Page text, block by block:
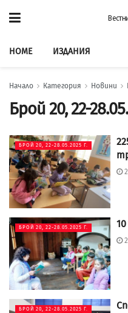
HOME ИЗДАНИЯ
Начало Категория Новини
Брой 20, 22-
БРОЙ 20, 22-28.05.2025 Г.
БРОЙ 20, 22-28.05.2025 Г.
БРОЙ 20, 22-28.05.2025 Г.